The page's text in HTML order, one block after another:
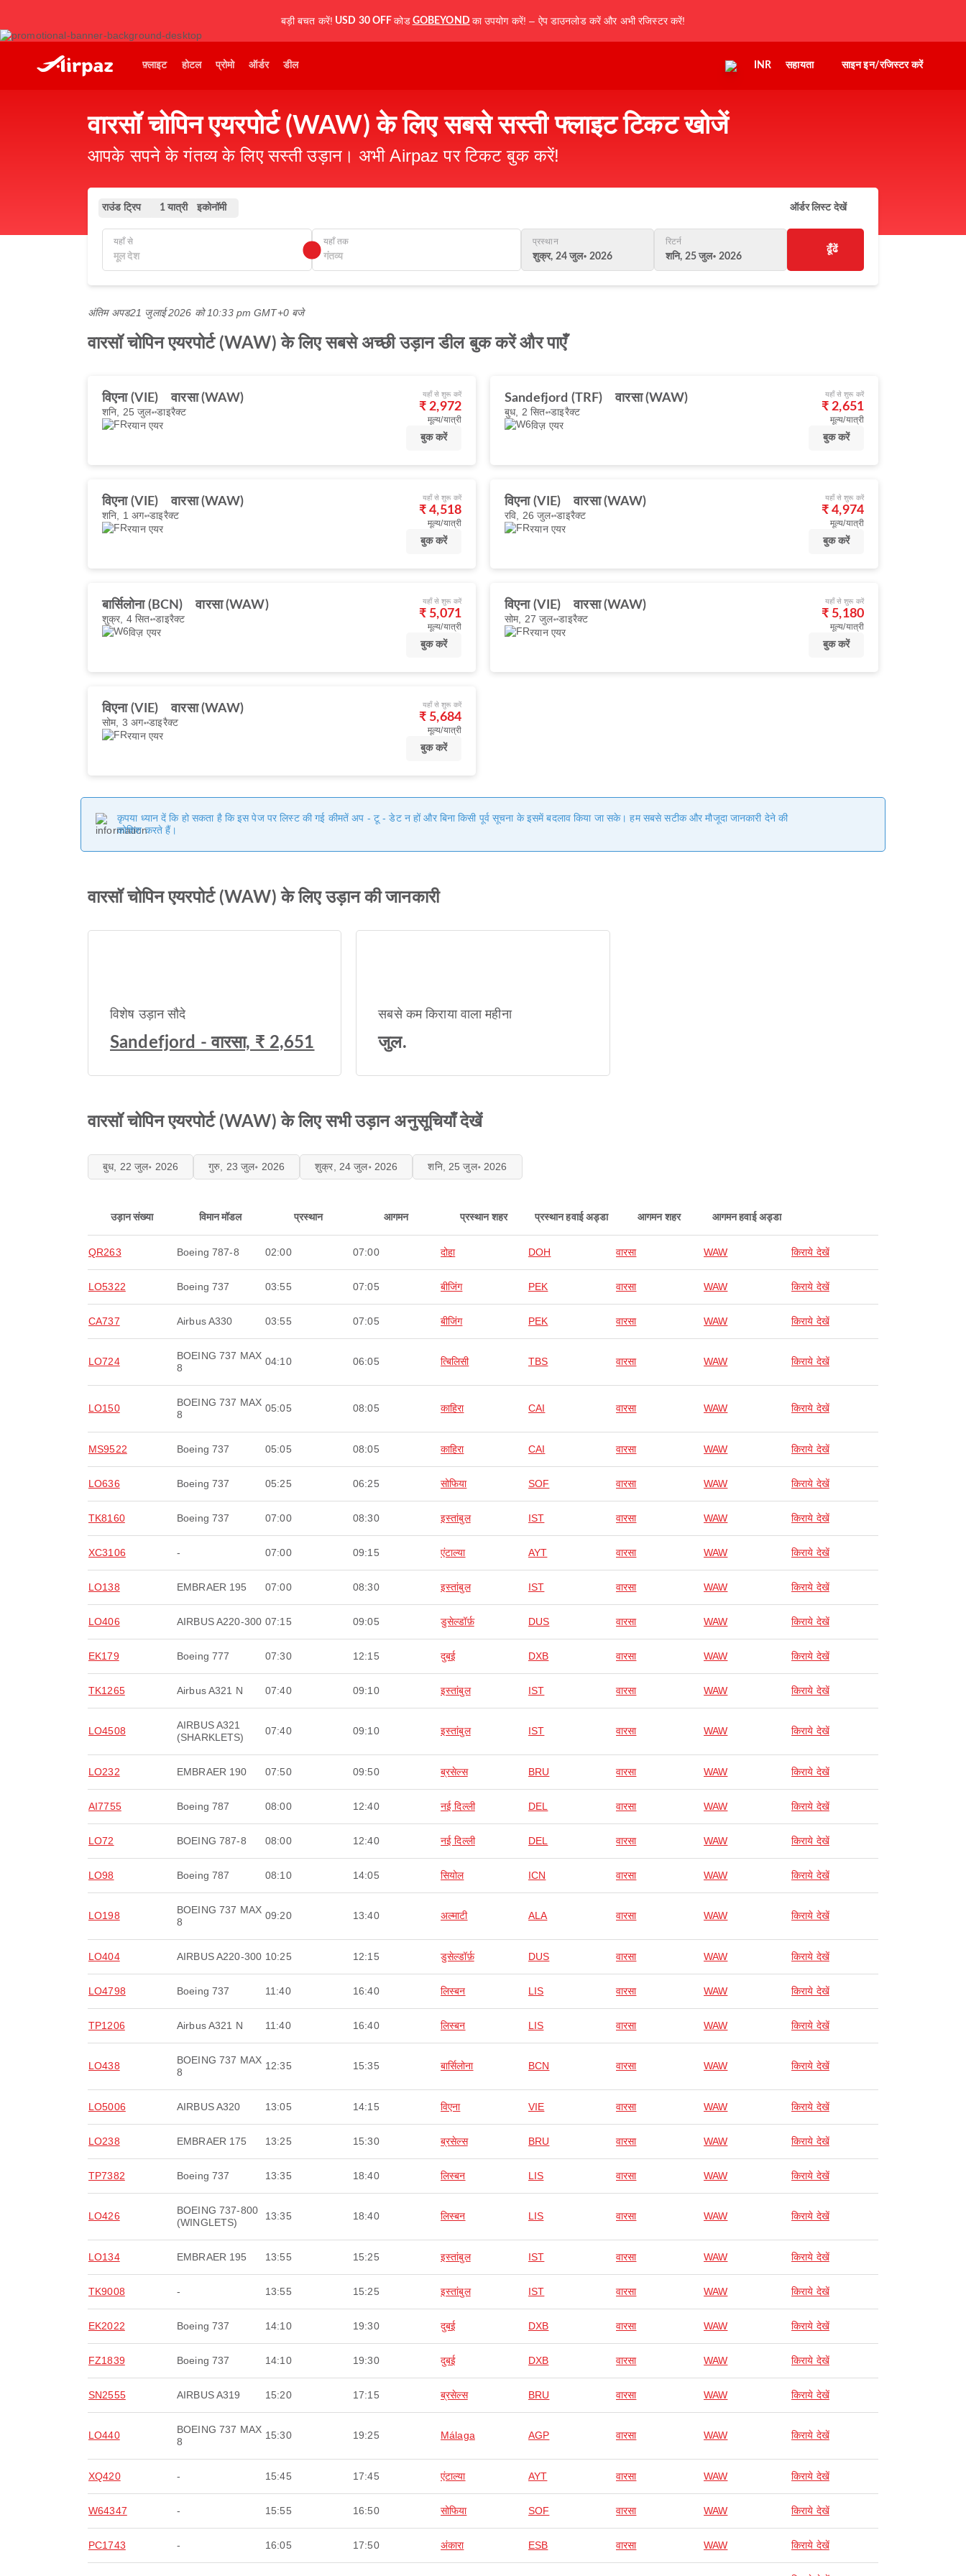
बड़ी बचत करें! USD 30 OFF कोड GOBEYOND का उपयोग करें! – ऐप डाउनलोड करें और अभी रजिस्टर करें!
फ़्लाइट होटल प्रोमो ऑर्डर डील INR सहायता साइन इन/रजिस्टर करें
वारसॉ चोपिन एयरपोर्ट (WAW) के लिए सबसे सस्ती फ्लाइट टिकट खोजें
आपके सपने के गंतव्य के लिए सस्ती उड़ान। अभी Airpaz पर टिकट बुक करें!
राउंड ट्रिप 1 यात्री इकोनॉमी ऑर्डर लिस्ट देखें
यहाँ से यहाँ तक
प्रस्थान
शुक्र, 24 जुल॰ 2026
रिटर्न
शनि, 25 जुल॰ 2026
ढूँढें
अंतिम अपड21 जुलाई 2026 को 10:33 pm GMT+0 बजे
वारसॉ चोपिन एयरपोर्ट (WAW) के लिए सबसे अच्छी उड़ान डील बुक करें और पाएँ
विएना (VIE) वारसा (WAW)
शनि, 25 जुल॰डाइरैक्ट
रयान एयर
यहाँ से शुरू करें
₹ 2,972
मूल्य/यात्री
बुक करें
Sandefjord (TRF) वारसा (WAW)
बुध, 2 सित॰डाइरैक्ट
विज़ एयर
यहाँ से शुरू करें
₹ 2,651
मूल्य/यात्री
बुक करें
विएना (VIE) वारसा (WAW)
शनि, 1 अग॰डाइरैक्ट
रयान एयर
यहाँ से शुरू करें
₹ 4,518
मूल्य/यात्री
बुक करें
विएना (VIE) वारसा (WAW)
रवि, 26 जुल॰डाइरैक्ट
रयान एयर
यहाँ से शुरू करें
₹ 4,974
मूल्य/यात्री
बुक करें
बार्सिलोना (BCN) वारसा (WAW)
शुक्र, 4 सित॰डाइरैक्ट
विज़ एयर
यहाँ से शुरू करें
₹ 5,071
मूल्य/यात्री
बुक करें
विएना (VIE) वारसा (WAW)
सोम, 27 जुल॰डाइरैक्ट
रयान एयर
यहाँ से शुरू करें
₹ 5,180
मूल्य/यात्री
बुक करें
विएना (VIE) वारसा (WAW)
सोम, 3 अग॰डाइरैक्ट
रयान एयर
यहाँ से शुरू करें
₹ 5,684
मूल्य/यात्री
बुक करें
कृपया ध्यान दें कि हो सकता है कि इस पेज पर लिस्ट की गई कीमतें अप - टू - डेट न हों और बिना किसी पूर्व सूचना के इसमें बदलाव किया जा सके। हम सबसे सटीक और मौजूदा जानकारी देने की
कोशिश करते हैं।
वारसॉ चोपिन एयरपोर्ट (WAW) के लिए उड़ान की जानकारी
विशेष उड़ान सौदे
Sandefjord - वारसा, ₹ 2,651
सबसे कम किराया वाला महीना
जुल.
वारसॉ चोपिन एयरपोर्ट (WAW) के लिए सभी उड़ान अनुसूचियाँ देखें
बुध, 22 जुल॰ 2026 गुरु, 23 जुल॰ 2026 शुक्र, 24 जुल॰ 2026 शनि, 25 जुल॰ 2026
उड़ान संख्या विमान मॉडल प्रस्थान आगमन प्रस्थान शहर प्रस्थान हवाई अड्डा आगमन शहर आगमन हवाई अड्डा
QR263 Boeing 787-8 02:00 07:00 दोहा DOH वारसा WAW किराये देखें
LO5322 Boeing 737 03:55 07:05 बीजिंग PEK वारसा WAW किराये देखें
CA737 Airbus A330 03:55 07:05 बीजिंग PEK वारसा WAW किराये देखें
LO724
BOEING 737 MAX
8
04:10 06:05 त्बिलिसी TBS वारसा WAW किराये देखें
LO150
BOEING 737 MAX
8
05:05 08:05 काहिरा CAI वारसा WAW किराये देखें
MS9522 Boeing 737 05:05 08:05 काहिरा CAI वारसा WAW किराये देखें
LO636 Boeing 737 05:25 06:25 सोफिया SOF वारसा WAW किराये देखें
TK8160 Boeing 737 07:00 08:30 इस्तांबुल IST वारसा WAW किराये देखें
XC3106 - 07:00 09:15 एंटाल्या AYT वारसा WAW किराये देखें
LO138 EMBRAER 195 07:00 08:30 इस्तांबुल IST वारसा WAW किराये देखें
LO406 AIRBUS A220-300 07:15 09:05 डुसेल्डॉर्फ़ DUS वारसा WAW किराये देखें
EK179 Boeing 777 07:30 12:15 दुबई DXB वारसा WAW किराये देखें
TK1265 Airbus A321 N 07:40 09:10 इस्तांबुल IST वारसा WAW किराये देखें
LO4508
AIRBUS A321
(SHARKLETS)
07:40 09:10 इस्तांबुल IST वारसा WAW किराये देखें
LO232 EMBRAER 190 07:50 09:50 ब्रसेल्स BRU वारसा WAW किराये देखें
AI7755 Boeing 787 08:00 12:40 नई दिल्ली DEL वारसा WAW किराये देखें
LO72 BOEING 787-8 08:00 12:40 नई दिल्ली DEL वारसा WAW किराये देखें
LO98 Boeing 787 08:10 14:05 सियोल ICN वारसा WAW किराये देखें
LO198
BOEING 737 MAX
8
09:20 13:40 अल्माटी ALA वारसा WAW किराये देखें
LO404 AIRBUS A220-300 10:25 12:15 डुसेल्डॉर्फ़ DUS वारसा WAW किराये देखें
LO4798 Boeing 737 11:40 16:40 लिस्बन LIS वारसा WAW किराये देखें
TP1206 Airbus A321 N 11:40 16:40 लिस्बन LIS वारसा WAW किराये देखें
LO438
BOEING 737 MAX
8
12:35 15:35 बार्सिलोना BCN वारसा WAW किराये देखें
LO5006 AIRBUS A320 13:05 14:15 विएना VIE वारसा WAW किराये देखें
LO238 EMBRAER 175 13:25 15:30 ब्रसेल्स BRU वारसा WAW किराये देखें
TP7382 Boeing 737 13:35 18:40 लिस्बन LIS वारसा WAW किराये देखें
LO426
BOEING 737-800
(WINGLETS)
13:35 18:40 लिस्बन LIS वारसा WAW किराये देखें
LO134 EMBRAER 195 13:55 15:25 इस्तांबुल IST वारसा WAW किराये देखें
TK9008 - 13:55 15:25 इस्तांबुल IST वारसा WAW किराये देखें
EK2022 Boeing 737 14:10 19:30 दुबई DXB वारसा WAW किराये देखें
FZ1839 Boeing 737 14:10 19:30 दुबई DXB वारसा WAW किराये देखें
SN2555 AIRBUS A319 15:20 17:15 ब्रसेल्स BRU वारसा WAW किराये देखें
LO440
BOEING 737 MAX
8
15:30 19:25 Málaga AGP वारसा WAW किराये देखें
XQ420 - 15:45 17:45 एंटाल्या AYT वारसा WAW किराये देखें
W64347 - 15:55 16:50 सोफिया SOF वारसा WAW किराये देखें
PC1743 - 16:05 17:50 अंकारा ESB वारसा WAW किराये देखें